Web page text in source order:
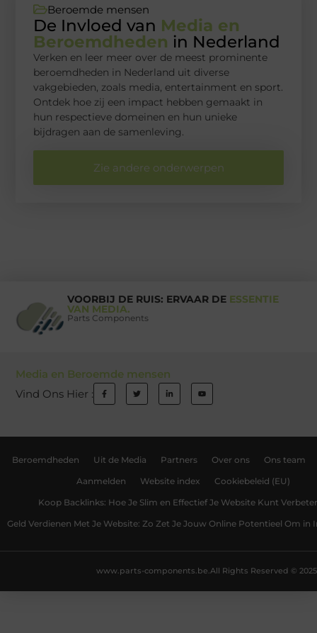
Beroemde mensen
De Invloed van Media en
Beroemdheden in Nederland
Verken en leer meer over de meest prominente
beroemdheden in Nederland uit diverse
vakgebieden, zoals media, entertainment en sport.
Ontdek hoe zij een impact hebben gemaakt in
hun respectieve domeinen en hun unieke
bijdragen aan de samenleving.
Zie andere onderwerpen
VOORBIJ DE RUIS: ERVAAR DE ESSENTIE
VAN MEDIA.
Parts Components
Media en Beroemde mensen
Vind Ons Hier :
Beroemdheden Uit de Media Partners Over ons Ons team
Aanmelden Website index Cookiebeleid (EU)
Koop Backlinks: Hoe Je Slim en Effectief Je Website Kunt
Geld Verdienen Met Je Website: Zo Zet Je Jouw Online Potentieel Om in
All Rights Reserved © 2025
www.parts-components.be.